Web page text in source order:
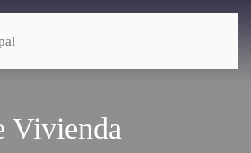
Vivienda